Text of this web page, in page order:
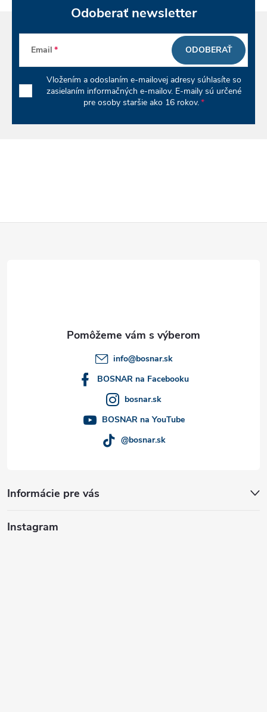
Odoberať newsletter
Email
Vložením a odoslaním e-mailovej adresy súhlasíte so
zasielaním informačných e-mailov. E-maily sú určené
pre osoby staršie ako 16 rokov.
ODOBERAŤ
Informácie pre vás
info@bosnar.sk
BOSNAR na Facebooku
bosnar.sk
BOSNAR na YouTube
@bosnar.sk
Instagram